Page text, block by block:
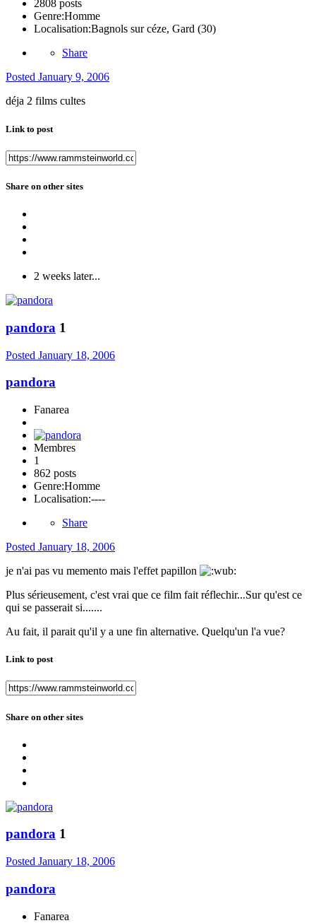
2808 posts
Genre:Homme
Localisation:Bagnols sur céze, Gard (30)
Share
Posted January 9, 2006
déja 2 films cultes
Link to post
Share on other sites
2 weeks later...
pandora 1
Posted January 18, 2006
pandora
Fanarea
Membres
1
862 posts
Genre:Homme
Localisation:----
Share
Posted January 18, 2006
je n'ai pas vu memento mais l'effet papillon
Plus sérieusement, c'est vrai que ce film fait réflechir...Sur qu'est ce
qui se passerait si.......
Au fait, il parait qu'il y a une fin alternative. Quelqu'un l'a vue?
Link to post
Share on other sites
pandora 1
Posted January 18, 2006
pandora
Fanarea